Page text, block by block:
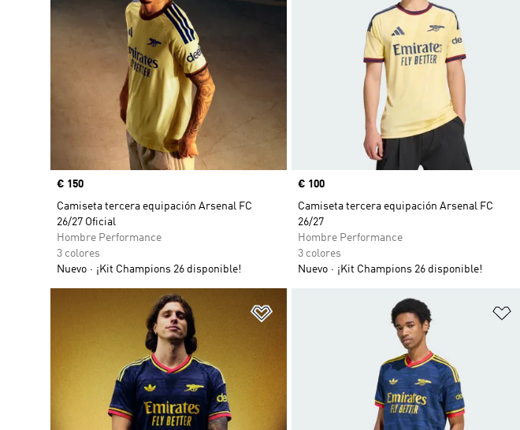
Precio
€ 150
Camiseta tercera equipación Arsenal FC
26/27 Oficial
Hombre Performance
3 colores
Nuevo
¡Kit Champions 26 disponible!
Precio
€ 100
Camiseta tercera equipación Arsenal FC
26/27
Hombre Performance
3 colores
Nuevo
¡Kit Champions 26 disponible!
Añadir a la lista de deseos